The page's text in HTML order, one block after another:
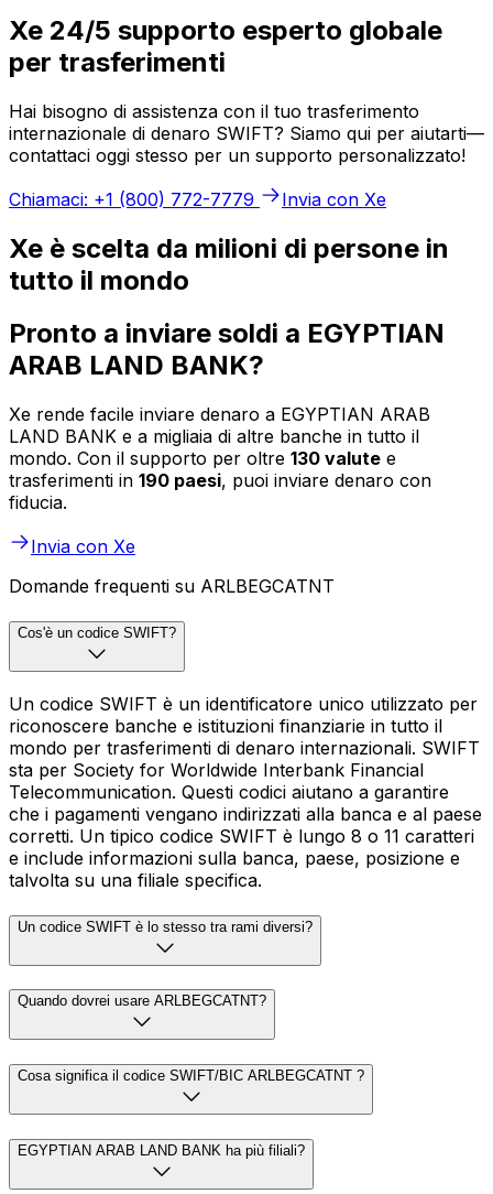
Xe 24/5 supporto esperto globale
per trasferimenti
Hai bisogno di assistenza con il tuo trasferimento
internazionale di denaro SWIFT? Siamo qui per aiutarti—
contattaci oggi stesso per un supporto personalizzato!
Chiamaci: +1 (800) 772-7779
Invia con Xe
Xe è scelta da milioni di persone in
tutto il mondo
Pronto a inviare soldi a EGYPTIAN
ARAB LAND BANK?
Xe rende facile inviare denaro a EGYPTIAN ARAB
LAND BANK e a migliaia di altre banche in tutto il
mondo. Con il supporto per oltre 130 valute e
trasferimenti in 190 paesi, puoi inviare denaro con
fiducia.
Invia con Xe
Domande frequenti su ARLBEGCATNT
Cos'è un codice SWIFT?
Un codice SWIFT è un identificatore unico utilizzato per
riconoscere banche e istituzioni finanziarie in tutto il
mondo per trasferimenti di denaro internazionali. SWIFT
sta per Society for Worldwide Interbank Financial
Telecommunication. Questi codici aiutano a garantire
che i pagamenti vengano indirizzati alla banca e al paese
corretti. Un tipico codice SWIFT è lungo 8 o 11 caratteri
e include informazioni sulla banca, paese, posizione e
talvolta su una filiale specifica.
Un codice SWIFT è lo stesso tra rami diversi?
Quando dovrei usare ARLBEGCATNT?
Cosa significa il codice SWIFT/BIC ARLBEGCATNT ?
EGYPTIAN ARAB LAND BANK ha più filiali?